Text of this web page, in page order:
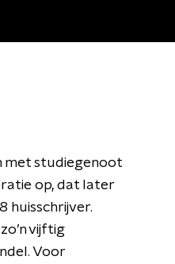
met studiegenoot
op, dat later
huisschrijver.
vijftig
Voor